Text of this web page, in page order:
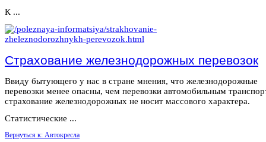
К ...
Страхование железнодорожных перевозок
Ввиду бытующего у нас в стране мнения, что железнодорожные
перевозки менее опасны, чем перевозки автомобильным
страхование железнодорожных не носит массового характера.
Статистические ...
Вернуться к: Автокресла